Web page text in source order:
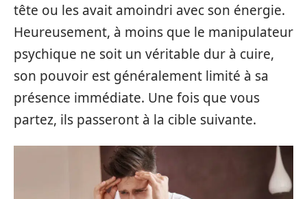
tête ou les avait amoindri avec son énergie.
Heureusement, à moins que le manipulateur
psychique ne soit un véritable dur à cuire,
son pouvoir est généralement limité à sa
présence immédiate. Une fois que vous
partez, ils passeront à la cible suivante.